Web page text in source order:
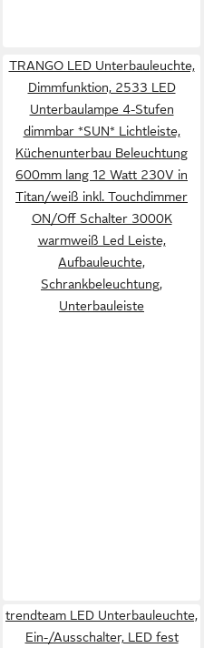
TRANGO LED Unterbauleuchte,
Dimmfunktion, 2533 LED
Unterbaulampe 4-Stufen
dimmbar *SUN* Lichtleiste,
Küchenunterbau Beleuchtung
600mm lang 12 Watt 230V in
Titan/weiß inkl. Touchdimmer
ON/Off Schalter 3000K
warmweiß Led Leiste,
Aufbauleuchte,
Schrankbeleuchtung,
Unterbauleiste
trendteam LED Unterbauleuchte,
Ein-/Ausschalter, LED fest